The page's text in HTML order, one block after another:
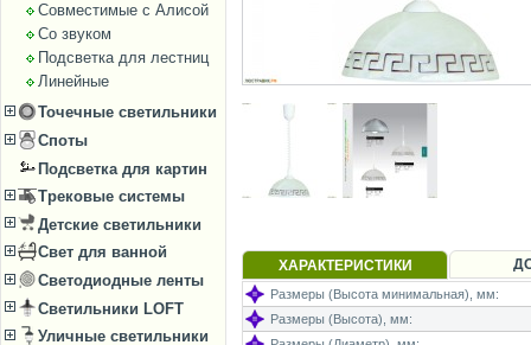
Совместимые с Алисой
Со звуком
Подсветка для лестниц
Линейные
Точечные светильники
Споты
Подсветка для картин
Трековые системы
Детские светильники
Свет для ванной
Светодиодные ленты
Светильники LOFT
Уличные светильники
ХАРАКТЕРИСТИКИ
Размеры (Высота минимальная), мм:
Размеры (Высота), мм: